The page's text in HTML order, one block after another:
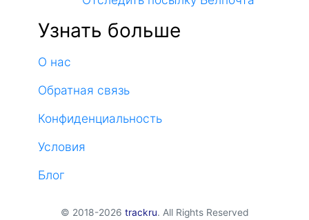
Узнать больше
О нас
Обратная связь
Конфиденциальность
Условия
Блог
© 2018-2026 trackru. All Rights Reserved